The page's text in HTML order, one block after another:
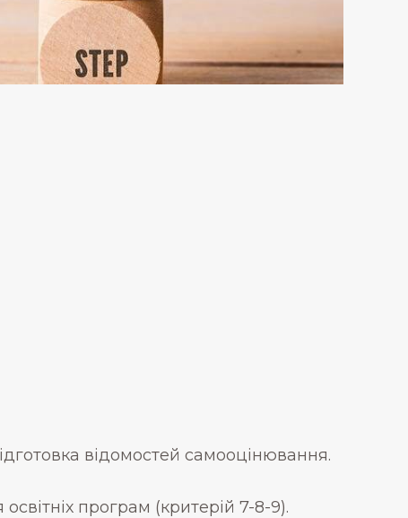
відомостей самооцінювання.
програм (критерій 7-8-9).